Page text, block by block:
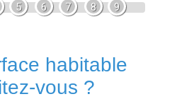
5 6 7 8 9
habitable
vous ?